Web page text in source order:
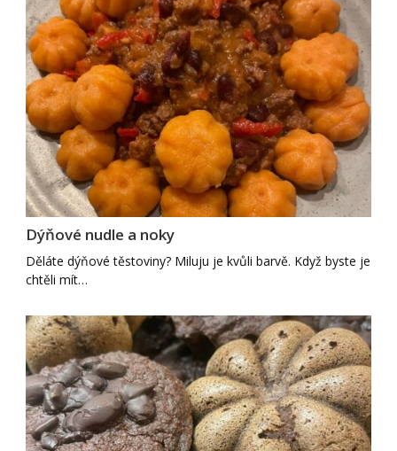
Dýňové nudle a noky
Děláte dýňové těstoviny? Miluju je kvůli barvě. Když byste je
chtěli mít…